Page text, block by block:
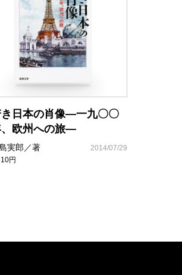
日本の肖像―一九〇〇
欧州への旅―
実郎／著
円
2014/07/29